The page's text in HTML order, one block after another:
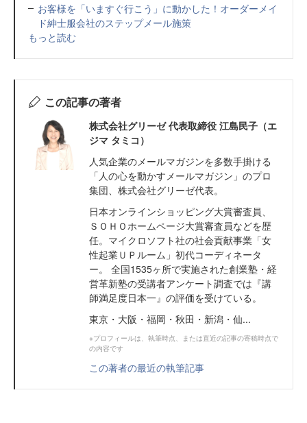
お客様を「いますぐ行こう」に動かした！オーダーメイ
ド紳士服会社のステップメール施策
もっと読む
この記事の著者
株式会社グリーゼ 代表取締役 江島民子（エ
ジマ タミコ）
人気企業のメールマガジンを多数手掛ける
「人の心を動かすメールマガジン」のプロ
集団、株式会社グリーゼ代表。
日本オンラインショッピング大賞審査員、
ＳＯＨＯホームページ大賞審査員などを歴
任。マイクロソフト社の社会貢献事業「女
性起業ＵＰルーム」初代コーディネータ
ー。 全国1535ヶ所で実施された創業塾・経
営革新塾の受講者アンケート調査では『講
師満足度日本一』の評価を受けている。
東京・大阪・福岡・秋田・新潟・仙...
※プロフィールは、執筆時点、または直近の記事の寄稿時点で
の内容です
この著者の最近の執筆記事